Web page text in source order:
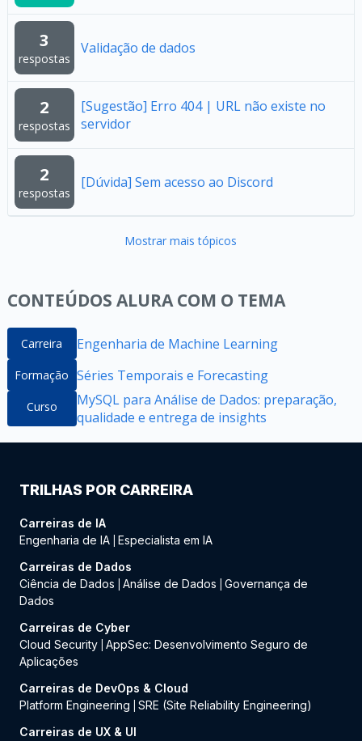
3
respostas
Validação de dados
2
respostas
[Sugestão] Erro 404 | URL não existe no
servidor
2
respostas
[Dúvida] Sem acesso ao Discord
Mostrar mais tópicos
CONTEÚDOS ALURA COM O TEMA
Carreira Engenharia de Machine Learning
Formação Séries Temporais e Forecasting
Curso
MySQL para Análise de Dados: preparação,
qualidade e entrega de insights
TRILHAS POR CARREIRA
Carreiras de IA
Engenharia de IA Especialista em IA
Carreiras de Dados
Ciência de Dados
Análise de Dados
Governança de
Dados
Carreiras de Cyber
Cloud Security AppSec: Desenvolvimento Seguro de
Aplicações
Carreiras de DevOps & Cloud
Platform Engineering
SRE (Site Reliability Engineering)
Carreiras de UX & UI